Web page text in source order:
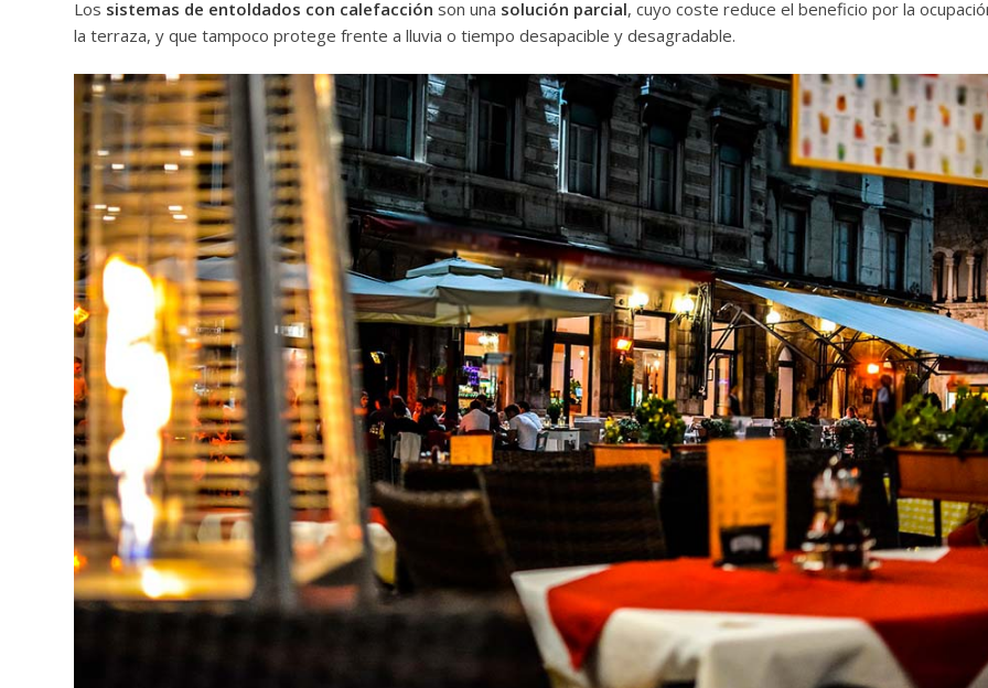
Los sistemas de entoldados con calefacción son una solución parcial, cuyo coste reduce el beneficio por la
la terraza, y que tampoco protege frente a lluvia o tiempo desapacible y desagradable.